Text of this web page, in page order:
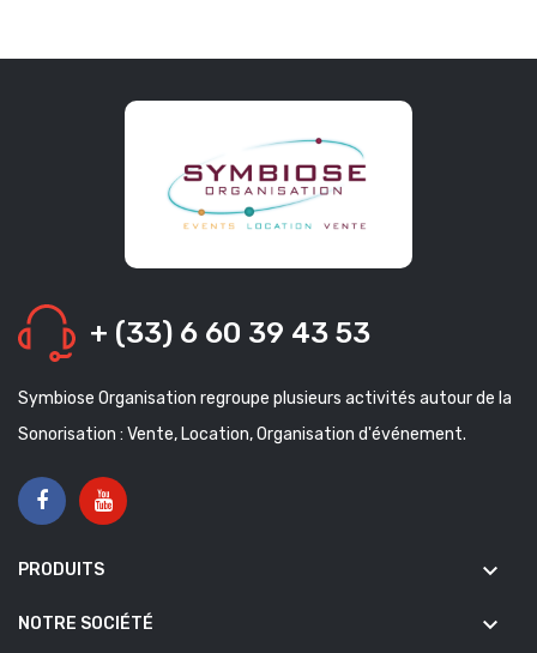
+ (33) 6 60 39 43 53
Symbiose Organisation regroupe plusieurs activités autour de la
Sonorisation : Vente, Location, Organisation d'événement.
PRODUITS keyboard_arrow_down
NOTRE SOCIÉTÉ keyboard_arrow_down